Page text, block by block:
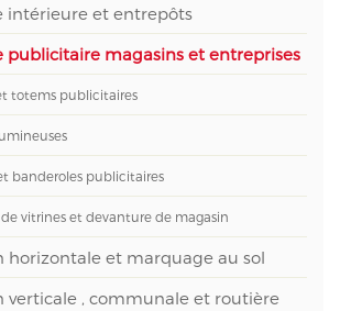
intérieure et entrepôts
publicitaire magasins et entreprises
totems publicitaires
banderoles publicitaires
vitrines et devanture de magasin
horizontale et marquage au sol
verticale , communale et routière